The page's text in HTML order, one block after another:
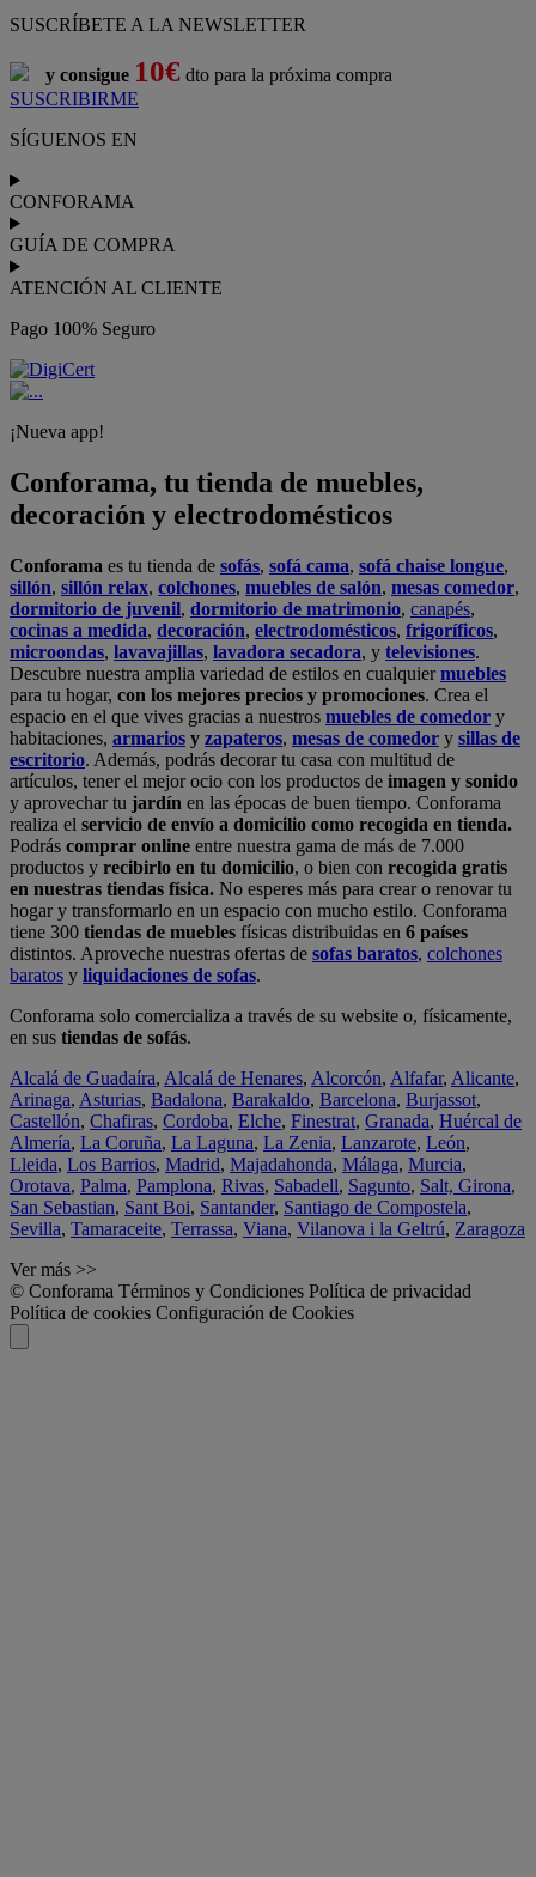
SUSCRÍBETE A LA NEWSLETTER
y consigue 10€ dto para la próxima compra
SUSCRIBIRME
SÍGUENOS EN
CONFORAMA
GUÍA DE COMPRA
ATENCIÓN AL CLIENTE
Pago 100% Seguro
¡Nueva app!
Conforama, tu tienda de muebles,
decoración y electrodomésticos
Conforama es tu tienda de sofás, sofá cama, sofá chaise longue,
sillón, sillón relax, colchones, muebles de salón, mesas comedor,
dormitorio de juvenil, dormitorio de matrimonio, canapés,
cocinas a medida, decoración, electrodomésticos, frigoríficos,
microondas, lavavajillas, lavadora secadora, y televisiones.
Descubre nuestra amplia variedad de estilos en cualquiermuebles
para tu hogar, con los mejores precios y promociones. Crea el
espacio en el que vives gracias a nuestros muebles de comedor y
habitaciones, armarios y zapateros, mesas de comedor y sillas de
escritorio. Además, podrás decorar tu casa con multitud de
artículos, tener el mejor ocio con los productos de imagen y sonido
y aprovechar tu jardín en las épocas de buen tiempo. Conforama
realiza el servicio de envío a domicilio como recogida en tienda.
Podrás comprar online entre nuestra gama de más de 7.000
productos y recibirlo en tu domicilio, o bien con recogida gratis
en nuestras tiendas física. No esperes más para crear o renovar tu
hogar y transformarlo en un espacio con mucho estilo. Conforama
tiene 300 tiendas de muebles físicas distribuidas en 6 países
distintos. Aproveche nuestras ofertas de sofas baratos, colchones
baratos y liquidaciones de sofas.
Conforama solo comercializa a través de su website o, físicamente,
en sus tiendas de sofás.
Alcalá de Guadaíra, Alcalá de Henares, Alcorcón, Alfafar, Alicante,
Arinaga, Asturias, Badalona, Barakaldo, Barcelona, Burjassot,
Castellón, Chafiras, Cordoba, Elche, Finestrat, Granada, Huércal de
Almería, La Coruña, La Laguna, La Zenia, Lanzarote, León,
Lleida, Los Barrios, Madrid, Majadahonda, Málaga, Murcia,
Orotava, Palma, Pamplona, Rivas, Sabadell, Sagunto, Salt, Girona,
San Sebastian, Sant Boi, Santander, Santiago de Compostela,
Sevilla, Tamaraceite, Terrassa, Viana, Vilanova i la Geltrú, Zaragoza
Ver más >>
© Conforama Términos y Condiciones Política de privacidad
Política de cookies Configuración de Cookies